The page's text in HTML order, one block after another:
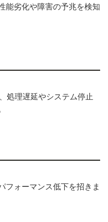
能劣化や障害の予兆を検知
処理遅延やシステム停止
フォーマンス低下を招きま